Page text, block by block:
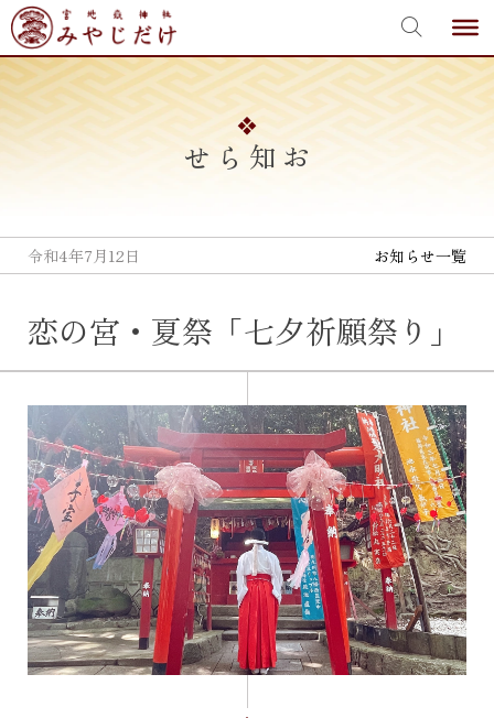
Skip
to
content
お知らせ
令和4年7月12日 お知らせ一覧
恋の宮・夏祭「七夕祈願祭り」